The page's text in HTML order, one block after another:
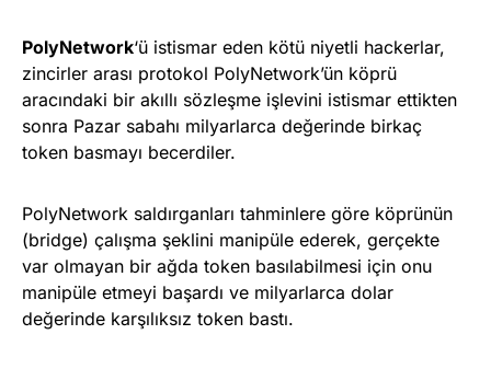
PolyNetwork‘ü istismar eden kötü niyetli hackerlar,
zincirler arası protokol PolyNetwork’ün köprü
aracındaki bir akıllı sözleşme işlevini istismar ettikten
sonra Pazar sabahı milyarlarca değerinde birkaç
token basmayı becerdiler.
PolyNetwork saldırganları tahminlere göre köprünün
(bridge) çalışma şeklini manipüle ederek, gerçekte
var olmayan bir ağda token basılabilmesi için onu
manipüle etmeyi başardı ve milyarlarca dolar
değerinde karşılıksız token bastı.